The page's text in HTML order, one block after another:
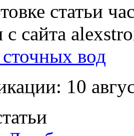
статьи
с сайта
вод
10